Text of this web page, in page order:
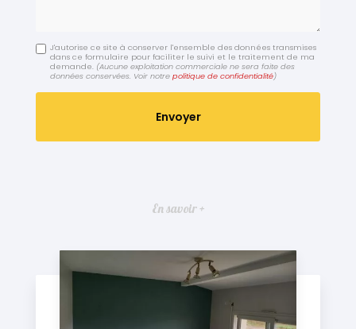
J'autorise ce site à conserver l'ensemble des données transmises
dans ce formulaire pour faciliter le suivi et le traitement de ma
demande. (Aucune exploitation commerciale ne sera faite des
données conservées. Voir notrepolitique de confidentialité)
En savoir +